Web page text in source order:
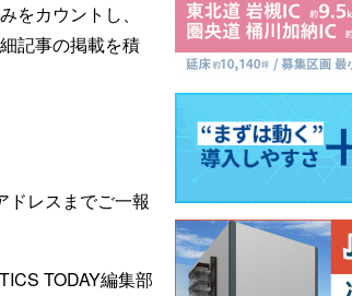
をカウントし、
記事の掲載を積
ドレスまでご一報
TODAY編集部